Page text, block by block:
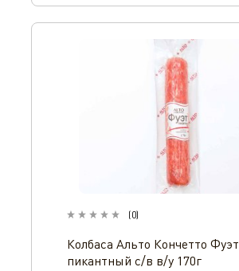
(0)
Колбаса Альто Кончетто Фуэт
пикантный с/в в/у 170г